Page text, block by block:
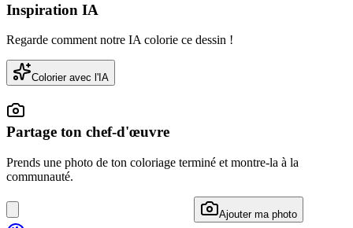
Inspiration IA
Regarde comment notre IA colorie ce dessin !
Colorier avec l'IA
Partage ton chef-d'œuvre
Prends une photo de ton coloriage terminé et montre-la à la
communauté.
Ajouter ma photo